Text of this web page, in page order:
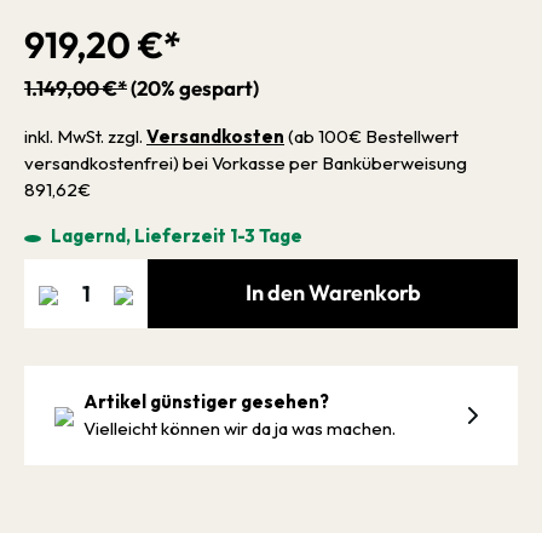
919,20 €*
1.149,00 €*(20% gespart)
inkl. MwSt. zzgl. Versandkosten (ab 100€ Bestellwert
versandkostenfrei) bei Vorkasse per Banküberweisung
891,62€
Lagernd, Lieferzeit 1-3 Tage
In den Warenkorb
Artikel günstiger gesehen?
Vielleicht können wir da ja was machen.